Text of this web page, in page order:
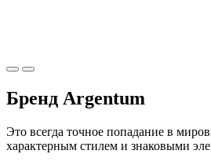
Бренд Argentum
Это всегда точное попадание в
характерным стилем и знаковыми